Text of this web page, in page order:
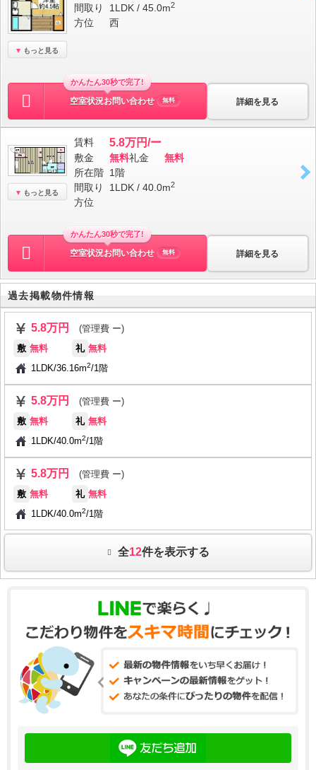
もっと見る
間取り
1LDK / 45.0m2
方位 西
詳細を見る
かんたん30秒で完了!
空室状況お問い合わせ 無料
もっと見る
賃料 5.8万円/ー
敷金 無料礼金
無料
所在階 1階
間取り
1LDK / 40.0m2
方位
詳細を見る
かんたん30秒で完了!
空室状況お問い合わせ 無料
過去掲載物件情報
5.8万円
(管理費 ー)
敷 無料 礼 無料
1LDK/36.16m2/1階
5.8万円
(管理費 ー)
敷 無料 礼 無料
1LDK/40.0m2/1階
5.8万円
(管理費 ー)
敷 無料 礼 無料
1LDK/40.0m2/1階
全12件を表示する